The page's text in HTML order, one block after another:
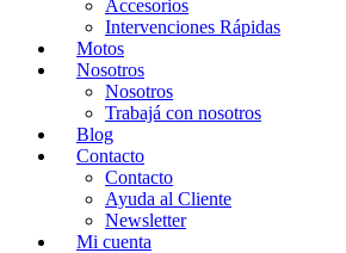
Accesorios
Intervenciones Rápidas
Motos
Nosotros
Nosotros
Trabajá con nosotros
Blog
Contacto
Contacto
Ayuda al Cliente
Newsletter
Mi cuenta